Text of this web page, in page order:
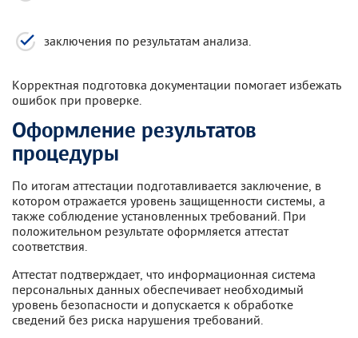
заключения по результатам анализа.
Корректная подготовка документации помогает избежать
ошибок при проверке.
Оформление результатов
процедуры
По итогам аттестации подготавливается заключение, в
котором отражается уровень защищенности системы, а
также соблюдение установленных требований. При
положительном результате оформляется аттестат
соответствия.
Аттестат подтверждает, что информационная система
персональных данных обеспечивает необходимый
уровень безопасности и допускается к обработке
сведений без риска нарушения требований.